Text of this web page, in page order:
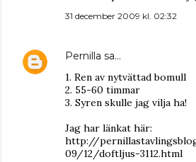
31 december 2009 kl. 02:32
Pernilla sa…
1. Ren av nytvättad bomull
2. 55-60 timmar
3. Syren skulle jag vilja ha!
Jag har länkat här:
http://
09/12/doftljus-3112.html